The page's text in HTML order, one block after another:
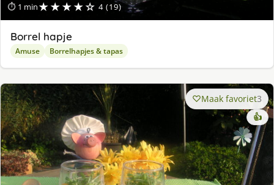
⏱ 1 min★★★★☆ 4 (19)
Borrel hapje
Amuse Borrelhapjes & tapas
Maak favoriet3
👍